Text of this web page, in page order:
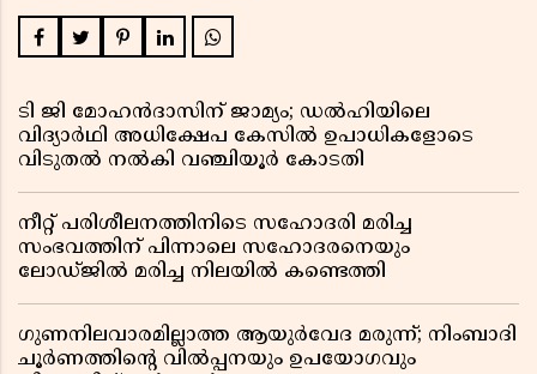
ടി ജി മോഹൻദാസിന് ജാമ്യം; ഡൽഹിയിലെ
വിദ്യാർഥി അധിക്ഷേപ കേസിൽ ഉപാധികളോടെ
വിടുതൽ നൽകി വഞ്ചിയൂർ കോടതി
നീറ്റ് പരിശീലനത്തിനിടെ സഹോദരി മരിച്ച
സംഭവത്തിന് പിന്നാലെ സഹോദരനെയും
ലോഡ്ജിൽ മരിച്ച നിലയിൽ കണ്ടെത്തി
ഗുണനിലവാരമില്ലാത്ത ആയുർവേദ മരുന്ന്; നിംബാദി
ചൂർണത്തിൻ്റെ വിൽപ്പനയും ഉപയോഗവും